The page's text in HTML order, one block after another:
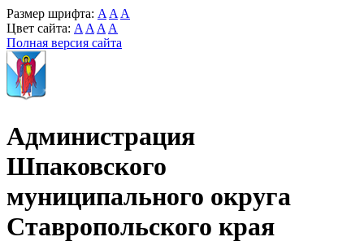
Размер шрифта: A A A
Цвет сайта: A A A A
Полная версия сайта
Администрация
Шпаковского
муниципального округа
Ставропольского края